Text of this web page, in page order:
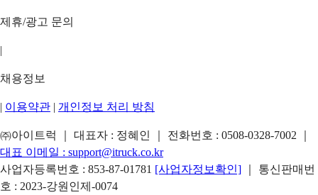
제휴/광고 문의
|
채용정보
| 이용약관 | 개인정보 처리 방침
㈜아이트럭 ｜ 대표자 : 정혜인 ｜ 전화번호 : 0508-0328-7002
대표 이메일 : support@itruck.co.kr
사업자등록번호 : 853-87-01781 [사업자정보확인]
｜ 통신판매번
호 : 2023-강원인제-0074